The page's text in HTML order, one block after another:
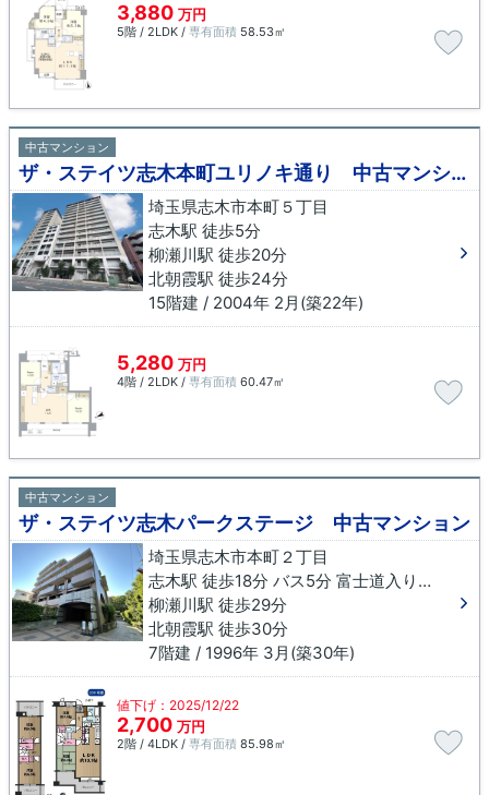
3,880 万円
5階 / 2LDK / 専有面積 58.53㎡
中古マンション
ザ・ステイツ志木本町ユリノキ通り 中古マンション
埼玉県志木市本町５丁目
志木駅 徒歩5分
柳瀬川駅 徒歩20分
北朝霞駅 徒歩24分
15階建 / 2004年 2月(築22年)
5,280 万円
4階 / 2LDK / 専有面積 60.47㎡
中古マンション
ザ・ステイツ志木パークステージ 中古マンション
埼玉県志木市本町２丁目
志木駅 徒歩18分 バス5分 富士道入り口下車 徒歩5分
柳瀬川駅 徒歩29分
北朝霞駅 徒歩30分
7階建 / 1996年 3月(築30年)
値下げ：2025/12/22
2,700 万円
2階 / 4LDK / 専有面積 85.98㎡